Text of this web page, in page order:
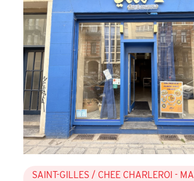
SAINT-GILLES / CHEE CHARLEROI - MA